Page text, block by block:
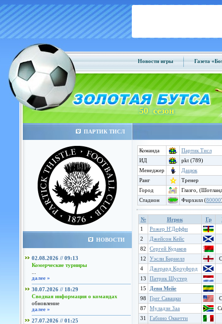
Новости игры Газета
50 сезон
ПАРТИК ТИСЛ
НОВОСТИ
02.08.2026 // 09:13
Комерческие турниры
далее »
30.07.2026 // 18:29
Сводная информация о командах
обновление
далее »
27.07.2026 // 01:25
Команда
Партик Тисл
ИД
pkt (789)
Менеджер
Дацюк
Ранг
Тренер
Город
Глазго,
Стадион
Фирхилл (80000
№ Игрок Гр
1
Рожер Н'Деффи
2
Джейсон Кейс
82
Сергей Кудаков
12
Уэсли Барнелл
4
Джерард Кроуфорд
13
Патрик Шустер
15
Деви Мейе
98
Грег Савацки
87 Муладзи Заа
31
Габино Оккетти